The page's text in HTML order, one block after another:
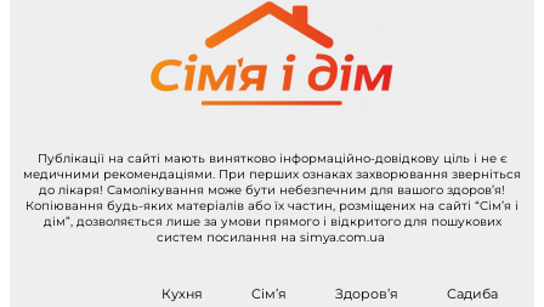
Публікації на сайті мають винятково інформаційно-довідкову ціль і не є
медичними рекомендаціями. При перших ознаках захворювання зверніться
до лікаря! Самолікування може бути небезпечним для вашого здоров’я!
Копіювання будь-яких матеріалів або їх частин, розміщених на сайті “Сім’я і
дім”, дозволяється лише за умови прямого і відкритого для пошукових
систем посилання на simya.com.ua
Кухня Сім’я Здоров’я
Садиба